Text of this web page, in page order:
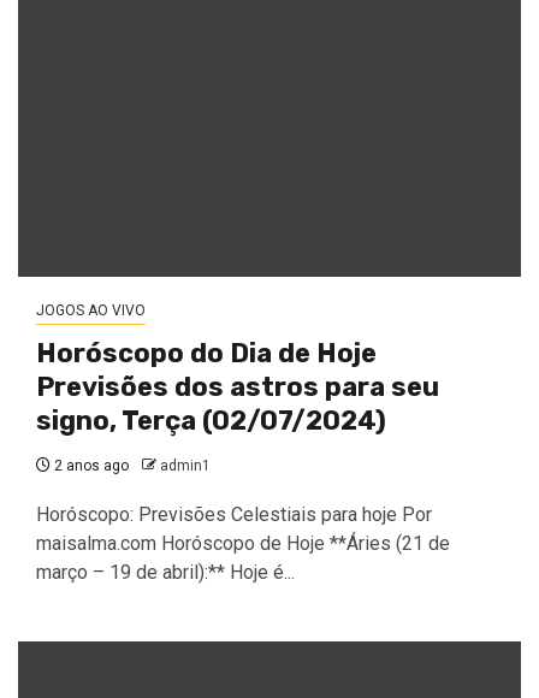
JOGOS AO VIVO
Horóscopo do Dia de Hoje
Previsões dos astros para seu
signo, Terça (02/07/2024)
2 anos ago admin1
Horóscopo: Previsões Celestiais para hoje Por
maisalma.com Horóscopo de Hoje **Áries (21 de
março – 19 de abril):** Hoje é...